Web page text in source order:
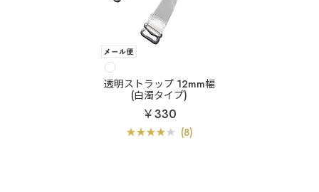
透明ストラップ 12mm幅
(白濁タイプ)
￥330
(8)